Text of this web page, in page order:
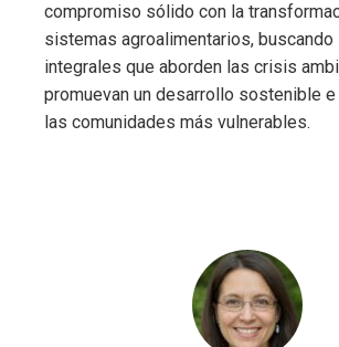
compromiso sólido con la
sistemas agroalimentarios,
integrales que aborden las crisis
promuevan un desarrollo sostenible
las comunidades más vulnerables.